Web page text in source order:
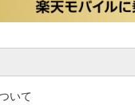
いて